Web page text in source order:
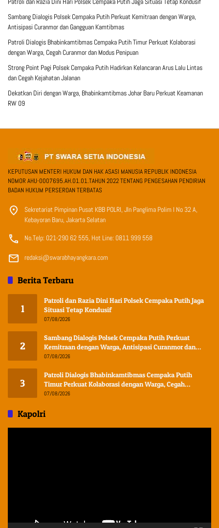
Sambang Dialogis Polsek Cempaka Putih Perkuat Kemitraan dengan Warga,
Antisipasi Curanmor dan Gangguan Kamtibmas
Patroli Dialogis Bhabinkamtibmas Cempaka Putih Timur Perkuat Kolaborasi
dengan Warga, Cegah Curanmor dan Modus Penipuan
Strong Point Pagi Polsek Cempaka Putih Hadirkan Kelancaran Arus Lalu Lintas
dan Cegah Kejahatan Jalanan
Dekatkan Diri dengan Warga, Bhabinkamtibmas Johar Baru Perkuat Keamanan
RW 09
KEPUTUSAN MENTERI HUKUM DAN HAK ASASI MANUSIA REPUBLIK INDONESIA
NOMOR AHU-0007695.AH.01.01.TAHUN 2022 TENTANG PENGESAHAN PENDIRIAN
BADAN HUKUM PERSEROAN TERBATAS
Sekretariat Pimpinan Pusat KBB POLRI, Jln Panglima Polim I No 32 A,
Kebayoran Baru, Jakarta Selatan
No.Telp: 021-290 62 555, Hot Line: 0811 999 558
redaksi@swarabhayangkara.com
Berita Terbaru
1
Patroli dan Razia Dini Hari Polsek Cempaka Putih Jaga
Situasi Tetap Kondusif
07/08/2026
2
Sambang Dialogis Polsek Cempaka Putih Perkuat
Kemitraan dengan Warga, Antisipasi Curanmor dan
Gangguan Kamtibmas
07/08/2026
3
Patroli Dialogis Bhabinkamtibmas Cempaka Putih
Timur Perkuat Kolaborasi dengan Warga, Cegah
Curanmor dan Modus Penipuan
07/08/2026
Kapolri